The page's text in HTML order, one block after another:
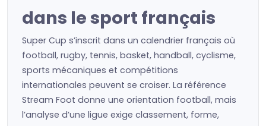
dans le sport français
Super Cup s’inscrit dans un calendrier français où
football, rugby, tennis, basket, handball, cyclisme,
sports mécaniques et compétitions
internationales peuvent se croiser. La référence
Stream Foot donne une orientation football, mais
l’analyse d’une ligue exige classement, forme,